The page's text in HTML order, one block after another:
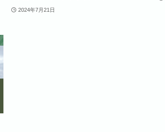
2024年7月21日